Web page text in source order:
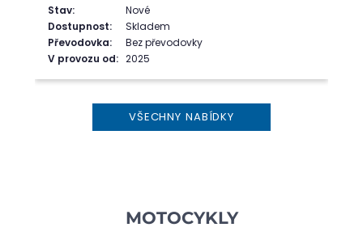
Stav:
Nové
Dostupnost:
Skladem
Převodovka:
Bez převodovky
V provozu od: 2025
VŠECHNY NABÍDKY
MOTOCYKLY